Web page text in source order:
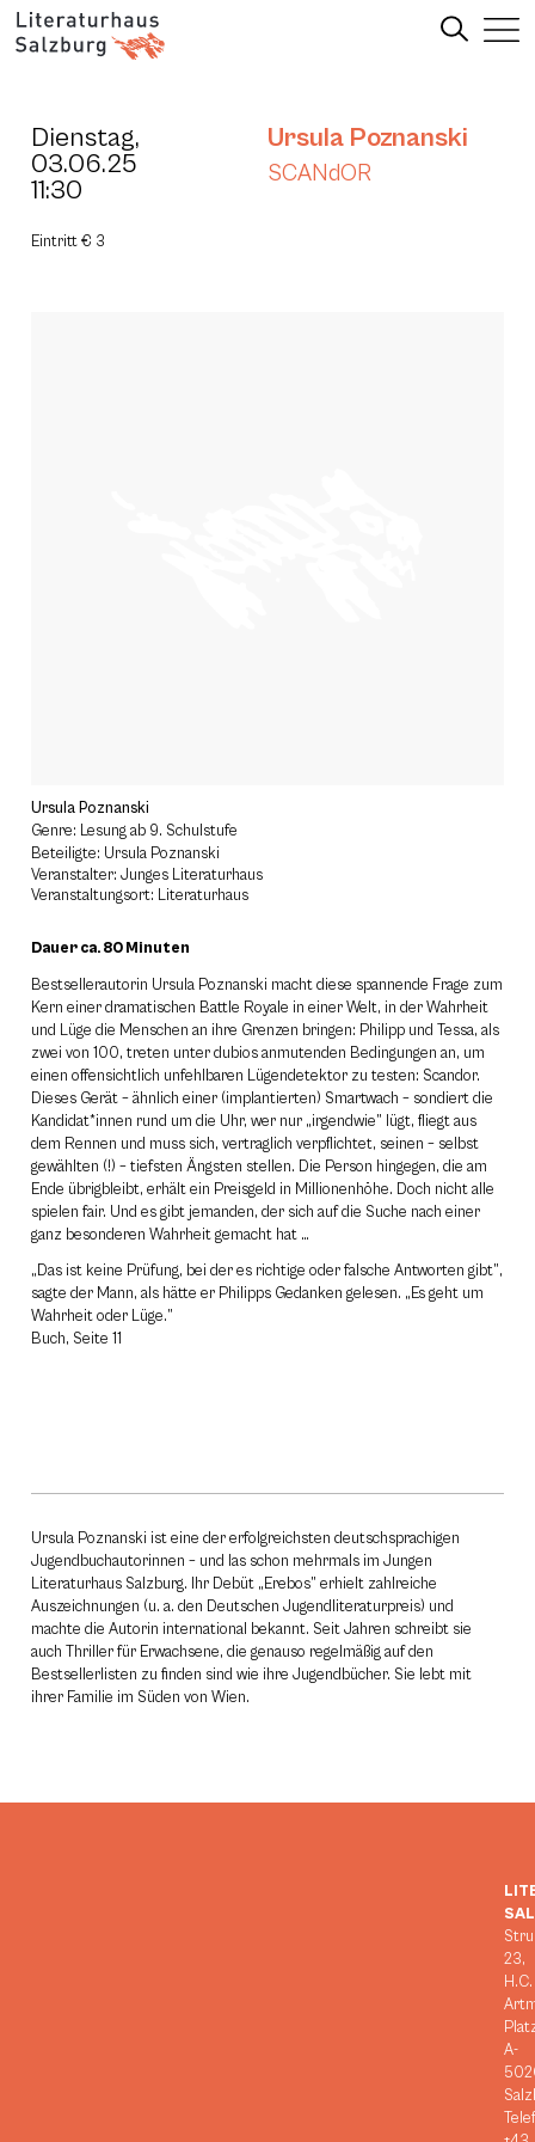
Dienstag,
03.06.25
11:30
Ursula Poznanski
SCANdOR
Eintritt € 3
Ursula Poznanski
Genre: Lesung ab 9. Schulstufe
Beteiligte: Ursula Poznanski
Veranstalter: Junges Literaturhaus
Veranstaltungsort: Literaturhaus
Dauer ca. 80 Minuten
Bestsellerautorin Ursula Poznanski macht diese spannende Frage zum
Kern einer dramatischen Battle Royale in einer Welt, in der Wahrheit
und Lüge die Menschen an ihre Grenzen bringen: Philipp und Tessa, als
zwei von 100, treten unter dubios anmutenden Bedingungen an, um
einen offensichtlich unfehlbaren Lügendetektor zu testen: Scandor.
Dieses Gerät – ähnlich einer (implantierten) Smartwach – sondiert die
Kandidat*innen rund um die Uhr, wer nur „irgendwie” lügt, fliegt aus
dem Rennen und muss sich, vertraglich verpflichtet, seinen – selbst
gewählten (!) – tiefsten Ängsten stellen. Die Person hingegen, die am
Ende übrigbleibt, erhält ein Preisgeld in Millionenhöhe. Doch nicht alle
spielen fair. Und es gibt jemanden, der sich auf die Suche nach einer
ganz besonderen Wahrheit gemacht hat …
„Das ist keine Prüfung, bei der es richtige oder falsche Antworten gibt”,
sagte der Mann, als hätte er Philipps Gedanken gelesen. „Es geht um
Wahrheit oder Lüge.”
Buch, Seite 11
Ursula Poznanski ist eine der erfolgreichsten deutschsprachigen
Jugendbuchautorinnen – und las schon mehrmals im Jungen
Literaturhaus Salzburg. Ihr Debüt „Erebos” erhielt zahlreiche
Auszeichnungen (u. a. den Deutschen Jugendliteraturpreis) und
machte die Autorin international bekannt. Seit Jahren schreibt sie
auch Thriller für Erwachsene, die genauso regelmäßig auf den
Bestsellerlisten zu finden sind wie ihre Jugendbücher. Sie lebt mit
ihrer Familie im Süden von Wien.
23,
H.C.
A-